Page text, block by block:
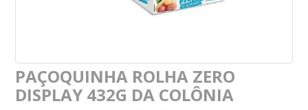
PAÇOQUINHA ROLHA ZERO
DISPLAY 432G DA COLÔNIA